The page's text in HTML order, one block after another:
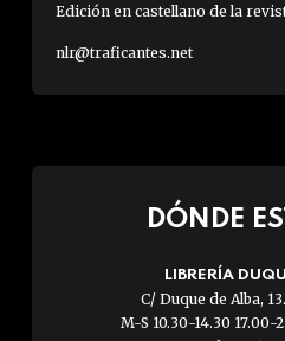
Edición en castellano de la
nlr@traficantes.net
DÓNDE
LIBRERÍA
C/ Duque de Alba,
M-S 10.30-14.30 17.00-